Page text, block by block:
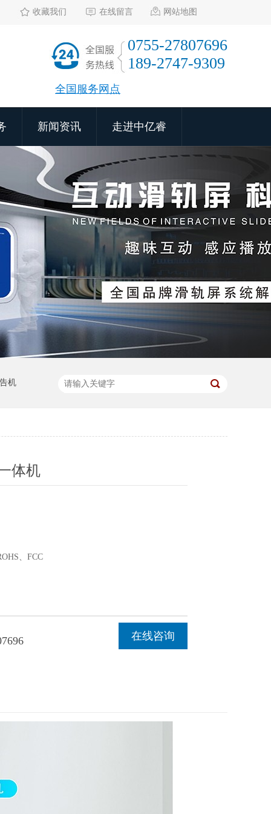
收藏我们 在线留言 网站地图
0755-27807696
189-2747-9309
全国服务网点
新闻资讯 走进中亿睿
机
体机
、FCC
在线咨询